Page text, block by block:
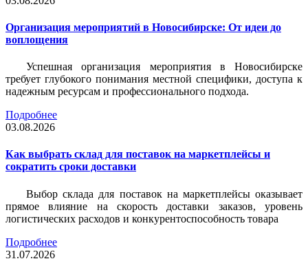
Организация мероприятий в Новосибирске: От идеи до
воплощения
Успешная организация мероприятия в Новосибирске
требует глубокого понимания местной специфики, доступа к
надежным ресурсам и профессионального подхода.
Подробнее
03.08.2026
Как выбрать склад для поставок на маркетплейсы и
сократить сроки доставки
Выбор склада для поставок на маркетплейсы оказывает
прямое влияние на скорость доставки заказов, уровень
логистических расходов и конкурентоспособность товара
Подробнее
31.07.2026